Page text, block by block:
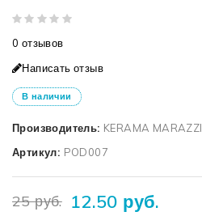
0 отзывов
Написать отзыв
В наличии
Производитель: KERAMA MARAZZI
Артикул: POD007
25 руб. 12.50 руб.